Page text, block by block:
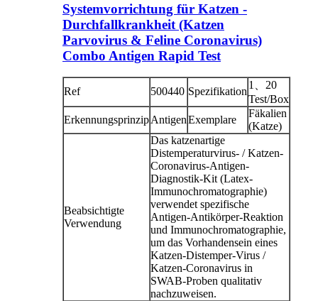
Systemvorrichtung für Katzen -
Durchfallkrankheit (Katzen
Parvovirus & Feline Coronavirus)
Combo Antigen Rapid Test
Ref 500440 Spezifikation
1、20
Test/Box
ErkennungsprinzipAntigenExemplare
Fäkalien
(Katze)
Beabsichtigte
Verwendung
Das katzenartige
Distemperaturvirus- / Katzen-
Coronavirus-Antigen-
Diagnostik-Kit (Latex-
Immunochromatographie)
verwendet spezifische
Antigen-Antikörper-Reaktion
und Immunochromatographie,
um das Vorhandensein eines
Katzen-Distemper-Virus /
Katzen-Coronavirus in
SWAB-Proben qualitativ
nachzuweisen.